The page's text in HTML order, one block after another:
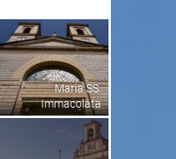
Maria SS.
Immacolata